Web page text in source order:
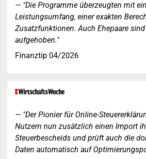
"Die Programme überzeugten mit
Leistungsumfang, einer exakten
Zusatzfunktionen. Auch Ehepaare
aufgehoben."
Finanztip 04/2026
"Der Pionier für Online-
Nutzern nun zusätzlich einen Import
Steuerbescheids und prüft auch die
Daten automatisch auf